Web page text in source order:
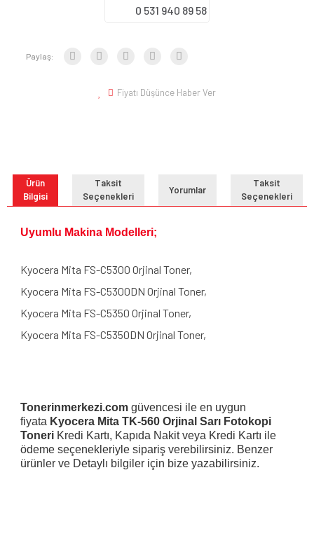
0 531 940 89 58
Paylaş:
Fiyatı Düşünce Haber Ver
Ürün
Bilgisi
Taksit
Seçenekleri
Yorumlar
Taksit
Seçenekleri
Uyumlu Makina Modelleri;
Kyocera Mita FS-C5300 Orjinal Toner,
Kyocera Mita FS-C5300DN Orjinal Toner,
Kyocera Mita FS-C5350 Orjinal Toner,
Kyocera Mita FS-C5350DN Orjinal Toner,
Tonerinmerkezi.com güvencesi ile en uygun
fiyata Kyocera Mita TK-560 Orjinal Sarı Fotokopi
Toneri Kredi Kartı, Kapıda Nakit veya Kredi Kartı ile
ödeme seçenekleriyle sipariş verebilirsiniz. Benzer
ürünler ve Detaylı bilgiler için bize yazabilirsiniz.